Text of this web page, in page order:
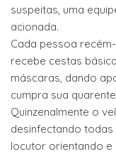
suspeitas, uma
acionada.
Cada pessoa
recebe cestas
máscaras, dando
cumpra sua
Quinzenalmente o
desinfectando todas
locutor orientando